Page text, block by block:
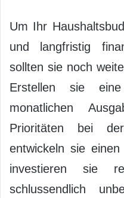
Um Ihr
und langfristig
sollten sie noch
Erstellen sie
monatlichen
Prioritäten bei
entwickeln sie
investieren sie
schlussendlich